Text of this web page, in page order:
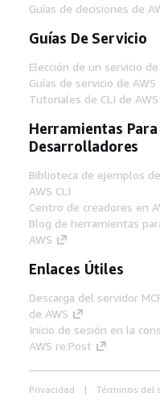
Guías de decisiones de
Guías De Servicio
Elección de un servicio
Guías de servicio de AWS
Tutoriales de CLI de
Herramientas Para
Desarrolladores
Biblioteca de ejemplos
AWS CLI
Centro de creadores en
Blog de herramientas
AWS
Enlaces Útiles
Descarga del servidor
de AWS
Inicio de sesión en la
AWS re:Post
Privacidad Términos del